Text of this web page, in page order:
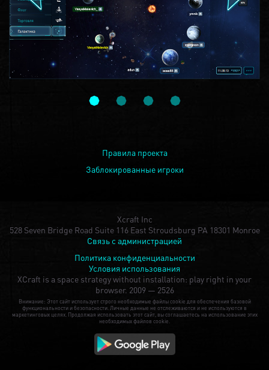
Правила проекта
Заблокированные игроки
Xcraft Inc
528 Seven Bridge Road Suite 116 East Stroudsburg PA 18301 Monroe
Связь с администрацией
Политика конфиденциальности
Условия использования
XCraft is a space strategy without installation: play right in your
browser. 2009 — 2526
Внимание: Этот сайт использует строго необходимые файлы cookie для обеспечения базовой
функциональности и безопасности. Личные данные не отслеживаются и не используются в
маркетинговых целях. Продолжая использовать этот сайт, вы соглашаетесь на использование этих
необходимых файлов cookie.